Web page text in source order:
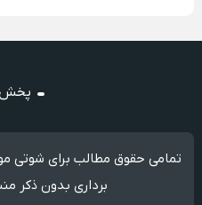
تمامی حقوق مطالب برای شوتی
برداری بدون ذکر